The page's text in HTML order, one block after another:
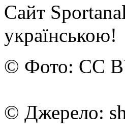
Сайт
українською!
© Фото: CC
© Джерело: